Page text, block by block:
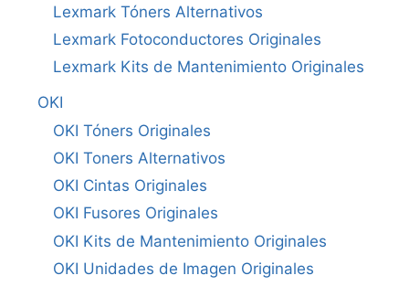
Lexmark Tóners Alternativos
Lexmark Fotoconductores Originales
Lexmark Kits de Mantenimiento Originales
OKI
OKI Tóners Originales
OKI Toners Alternativos
OKI Cintas Originales
OKI Fusores Originales
OKI Kits de Mantenimiento Originales
OKI Unidades de Imagen Originales